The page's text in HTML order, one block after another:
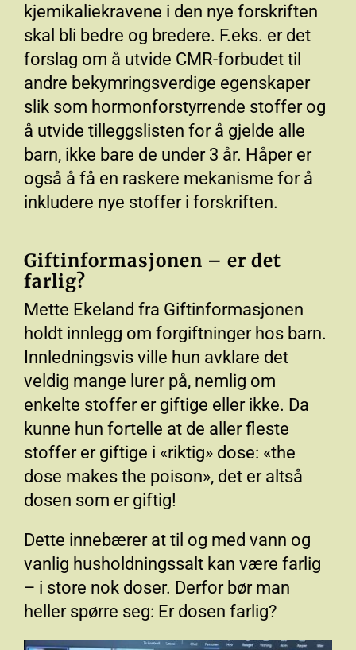
kjemikaliekravene i den nye forskriften
skal bli bedre og bredere. F.eks. er det
forslag om å utvide CMR-forbudet til
andre bekymringsverdige egenskaper
slik som hormonforstyrrende stoffer og
å utvide tilleggslisten for å gjelde alle
barn, ikke bare de under 3 år. Håper er
også å få en raskere mekanisme for å
inkludere nye stoffer i forskriften.
Giftinformasjonen – er det
farlig?
Mette Ekeland fra Giftinformasjonen
holdt innlegg om forgiftninger hos barn.
Innledningsvis ville hun avklare det
veldig mange lurer på, nemlig om
enkelte stoffer er giftige eller ikke. Da
kunne hun fortelle at de aller fleste
stoffer er giftige i «riktig» dose: «the
dose makes the poison», det er altså
dosen som er giftig!
Dette innebærer at til og med vann og
vanlig husholdningssalt kan være farlig
– i store nok doser. Derfor bør man
heller spørre seg: Er dosen farlig?